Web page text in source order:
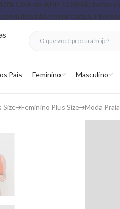
Pais Feminino Masculino
Size Feminino Plus Size Moda Praia